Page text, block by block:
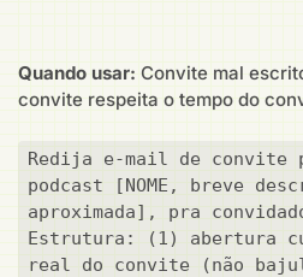
Quando usar: Convite mal
convite respeita o tempo do
Redija e-mail de convite
podcast [NOME, breve
aproximada], pra convidado
Estrutura: (1) abertura
real do convite (não